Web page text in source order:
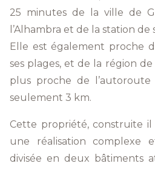
25 minutes de la ville de
l’Alhambra et de la station de
Elle est également proche
ses plages, et de la région de
plus proche de l’autoroute
seulement 3 km.
Cette propriété, construite
une réalisation complexe
divisée en deux bâtiments